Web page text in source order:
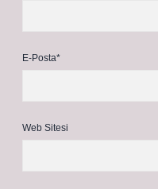
E-Posta*
Web Sitesi